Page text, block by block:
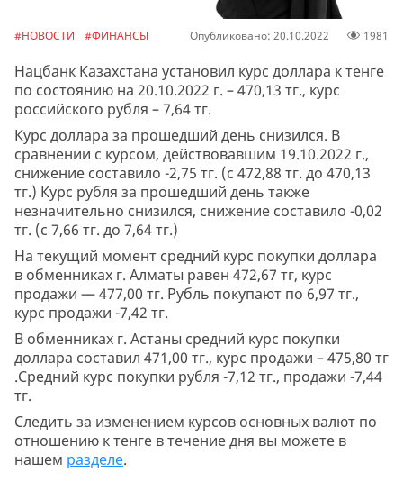
#НОВОСТИ #ФИНАНСЫ Опубликовано: 20.10.2022 1981
Нацбанк Казахстана установил курс доллара к тенге
по состоянию на 20.10.2022 г. – 470,13 тг., курс
российского рубля – 7,64 тг.
Курс доллара за прошедший день снизился. В
сравнении с курсом, действовавшим 19.10.2022 г.,
снижение составило -2,75 тг. (с 472,88 тг. до 470,13
тг.) Курс рубля за прошедший день также
незначительно снизился, снижение составило -0,02
тг. (с 7,66 тг. до 7,64 тг.)
На текущий момент средний курс покупки доллара
в обменниках г. Алматы равен 472,67 тг, курс
продажи — 477,00 тг. Рубль покупают по 6,97 тг.,
курс продажи -7,42 тг.
В обменниках г. Астаны средний курс покупки
доллара составил 471,00 тг., курс продажи – 475,80 тг
.Средний курс покупки рубля -7,12 тг., продажи -7,44
тг.
Следить за изменением курсов основных валют по
отношению к тенге в течение дня вы можете в
нашем разделе.